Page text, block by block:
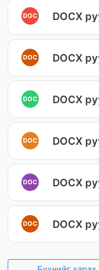
DOC DOCX
DOC DOCX
DOC DOCX
DOC DOCX
DOC DOCX
DOC DOCX